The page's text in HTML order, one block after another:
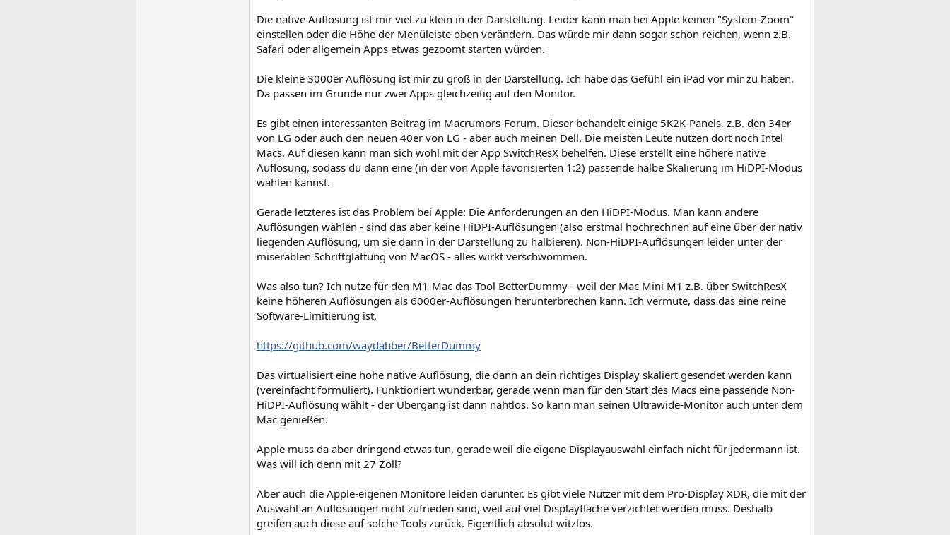
Die native Auflösung ist mir viel zu klein in der Darstellung. Leider kann man bei Apple keinen "System-Zoom"
einstellen oder die Höhe der Menüleiste oben verändern. Das würde mir dann sogar schon reichen, wenn z.B.
Safari oder allgemein Apps etwas gezoomt starten würden.
Die kleine 3000er Auflösung ist mir zu groß in der Darstellung. Ich habe das Gefühl ein iPad vor mir zu haben.
Da passen im Grunde nur zwei Apps gleichzeitig auf den Monitor.
Es gibt einen interessanten Beitrag im Macrumors-Forum. Dieser behandelt einige 5K2K-Panels, z.B. den 34er
von LG oder auch den neuen 40er von LG - aber auch meinen Dell. Die meisten Leute nutzen dort noch Intel
Macs. Auf diesen kann man sich wohl mit der App SwitchResX behelfen. Diese erstellt eine höhere native
Auflösung, sodass du dann eine (in der von Apple favorisierten 1:2) passende halbe Skalierung im HiDPI-Modus
wählen kannst.
Gerade letzteres ist das Problem bei Apple: Die Anforderungen an den HiDPI-Modus. Man kann andere
Auflösungen wählen - sind das aber keine HiDPI-Auflösungen (also erstmal hochrechnen auf eine über der nativ
liegenden Auflösung, um sie dann in der Darstellung zu halbieren). Non-HiDPI-Auflösungen leider unter der
miserablen Schriftglättung von MacOS - alles wirkt verschwommen.
Was also tun? Ich nutze für den M1-Mac das Tool BetterDummy - weil der Mac Mini M1 z.B. über SwitchResX
keine höheren Auflösungen als 6000er-Auflösungen herunterbrechen kann. Ich vermute, dass das eine reine
Software-Limitierung ist.
https://github.com/waydabber/BetterDummy
Das virtualisiert eine hohe native Auflösung, die dann an dein richtiges Display skaliert gesendet werden kann
(vereinfacht formuliert). Funktioniert wunderbar, gerade wenn man für den Start des Macs eine passende Non-
HiDPI-Auflösung wählt - der Übergang ist dann nahtlos. So kann man seinen Ultrawide-Monitor auch unter dem
Mac genießen.
Apple muss da aber dringend etwas tun, gerade weil die eigene Displayauswahl einfach nicht für jedermann ist.
Was will ich denn mit 27 Zoll?
Aber auch die Apple-eigenen Monitore leiden darunter. Es gibt viele Nutzer mit dem Pro-Display XDR, die mit der
Auswahl an Auflösungen nicht zufrieden sind, weil auf viel Displayfläche verzichtet werden muss. Deshalb
greifen auch diese auf solche Tools zurück. Eigentlich absolut witzlos.